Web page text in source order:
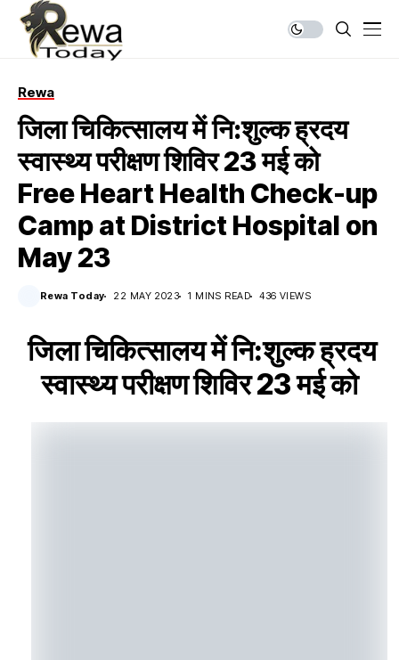
Rewa
जिला चिकित्सालय में नि:शुल्क ह्रदय
स्वास्थ्य परीक्षण शिविर 23 मई को
Free Heart Health Check-up
Camp at District Hospital on
May 23
Rewa Today 22 MAY 2023 1 MINS READ 436 VIEWS
जिला चिकित्सालय में नि:शुल्क ह्रदय
स्वास्थ्य परीक्षण शिविर 23 मई को